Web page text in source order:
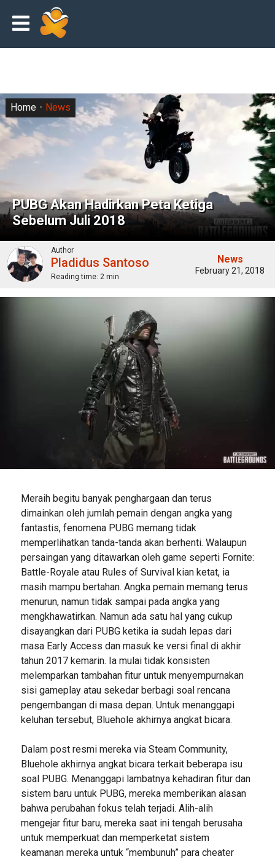
PUBG Akan Hadirkan Peta Ketiga
Sebelum Juli 2018
Home News
Author
Pladidus Santoso
Reading time: 2 min
News
February 21, 2018
Meraih begitu banyak penghargaan dan terus
dimainkan oleh jumlah pemain dengan angka yang
fantastis, fenomena PUBG memang tidak
memperlihatkan tanda-tanda akan berhenti. Walaupun
persaingan yang ditawarkan oleh game seperti Fornite:
Battle-Royale atau Rules of Survival kian ketat, ia
masih mampu bertahan. Angka pemain memang terus
menurun, namun tidak sampai pada angka yang
mengkhawatirkan. Namun ada satu hal yang cukup
disayangkan dari PUBG ketika ia sudah lepas dari
masa Early Access dan masuk ke versi final di akhir
tahun 2017 kemarin. Ia mulai tidak konsisten
melemparkan tambahan fitur untuk menyempurnakan
sisi gameplay atau sekedar berbagi soal rencana
pengembangan di masa depan. Untuk menanggapi
keluhan tersebut, Bluehole akhirnya angkat bicara.
Dalam post resmi mereka via Steam Community,
Bluehole akhirnya angkat bicara terkait beberapa isu
soal PUBG. Menanggapi lambatnya kehadiran fitur dan
sistem baru untuk PUBG, mereka memberikan alasan
bahwa perubahan fokus telah terjadi. Alih-alih
mengejar fitur baru, mereka saat ini tengah berusaha
untuk memperkuat dan memperketat sistem
keamanan mereka untuk “membunuh” para cheater